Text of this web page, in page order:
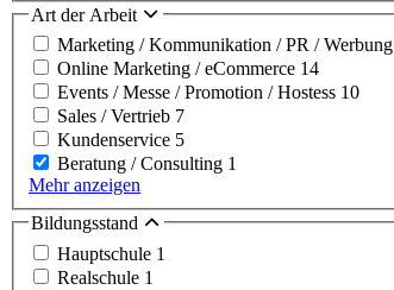
Art der Arbeit
Marketing / Kommunikation / PR / Werbung
Online Marketing / eCommerce 14
Events / Messe / Promotion / Hostess 10
Sales / Vertrieb 7
Kundenservice 5
Beratung / Consulting 1
Mehr anzeigen
Bildungsstand
Hauptschule 1
Realschule 1